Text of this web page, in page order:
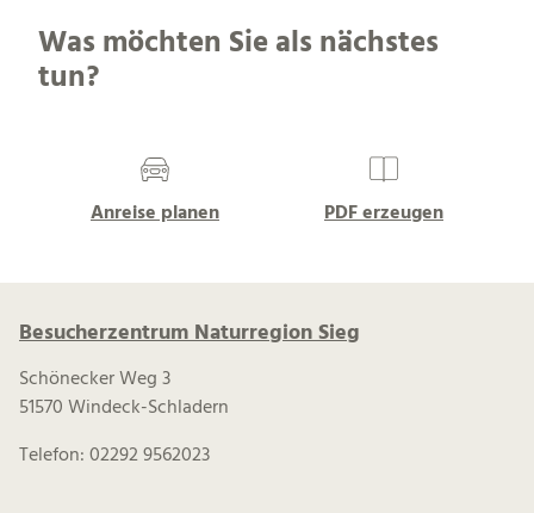
Was möchten Sie als nächstes
tun?
Anreise planen PDF erzeugen
Besucherzentrum Naturregion Sieg
Schönecker Weg 3
51570 Windeck-Schladern
Telefon: 02292 9562023